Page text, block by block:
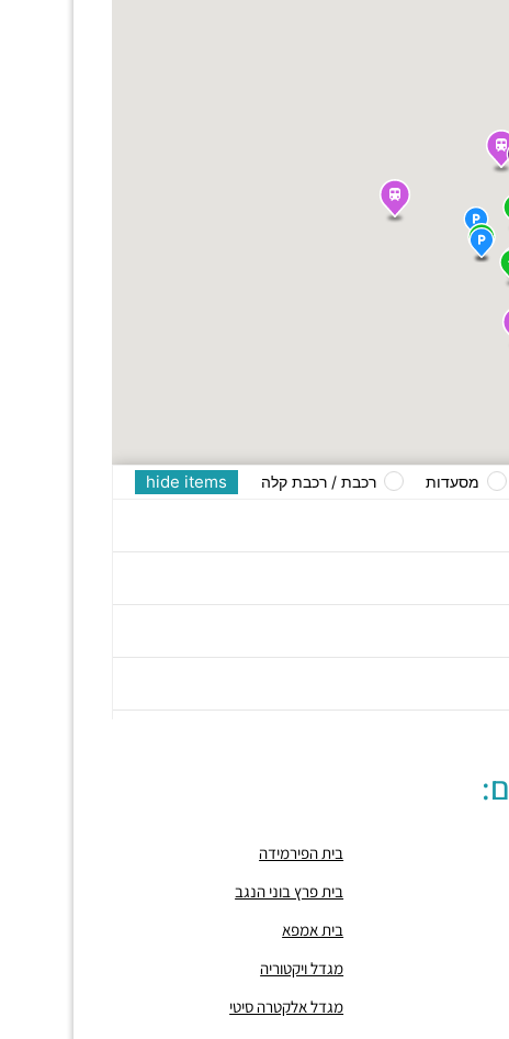
hide items מסעדות רכבת / רכבת קלה
בית הפירמידה
בית פרץ בוני הנגב
בית אמפא
מגדל ויקטוריה
מגדל אלקטרה סיטי